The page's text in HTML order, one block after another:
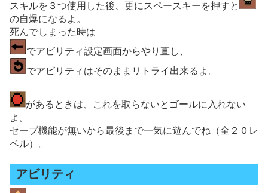
スキルを３つ使用した後、更にスペースキーを押すと
の自爆になるよ。
死んでしまった時は
でアビリティ設定画面からやり直し、
でアビリティはそのままリトライ出来るよ。
があるときは、これを取らないとゴールに入れない
よ。
セーブ機能が無いから最後まで一気に遊んでね（全２０レ
ベル）。
アビリティ